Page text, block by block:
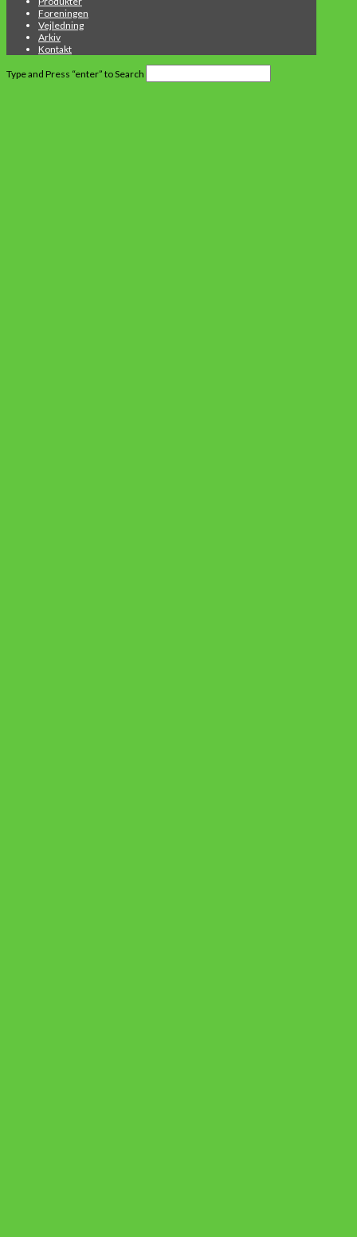
Foreningen
Vejledning
Arkiv
Kontakt
Type and Press “enter” to Search